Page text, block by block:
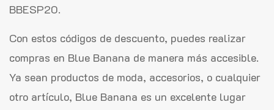
BBESP20.
Con estos códigos de descuento, puedes realizar
compras en Blue Banana de manera más accesible.
Ya sean productos de moda, accesorios, o cualquier
otro artículo, Blue Banana es un excelente lugar